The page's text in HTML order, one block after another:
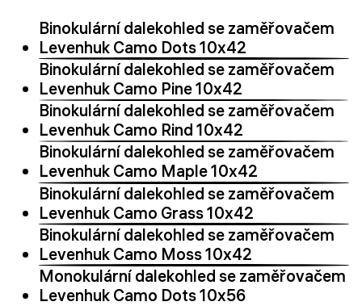
Binokulární dalekohled se zaměřovačem
Levenhuk Camo Dots 10x42
Binokulární dalekohled se zaměřovačem
Levenhuk Camo Pine 10x42
Binokulární dalekohled se zaměřovačem
Levenhuk Camo Rind 10x42
Binokulární dalekohled se zaměřovačem
Levenhuk Camo Maple 10x42
Binokulární dalekohled se zaměřovačem
Levenhuk Camo Grass 10x42
Binokulární dalekohled se zaměřovačem
Levenhuk Camo Moss 10x42
Monokulární dalekohled se zaměřovačem
Levenhuk Camo Dots 10x56